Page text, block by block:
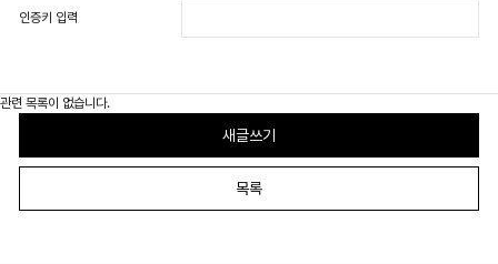
인증키 입력
관련 목록이 없습니다.
새글쓰기
목록